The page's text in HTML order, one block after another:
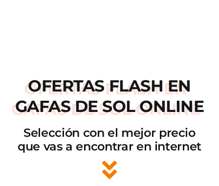
OFERTAS FLASH EN
GAFAS DE SOL ONLINE
Selección con el mejor precio
que vas a encontrar en internet